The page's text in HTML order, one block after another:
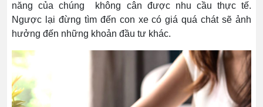
năng của chúng không cân được nhu cầu thực tế.
Ngược lại đừng tìm đến con xe có giá quá chát sẽ ảnh
hưởng đến những khoản đầu tư khác.